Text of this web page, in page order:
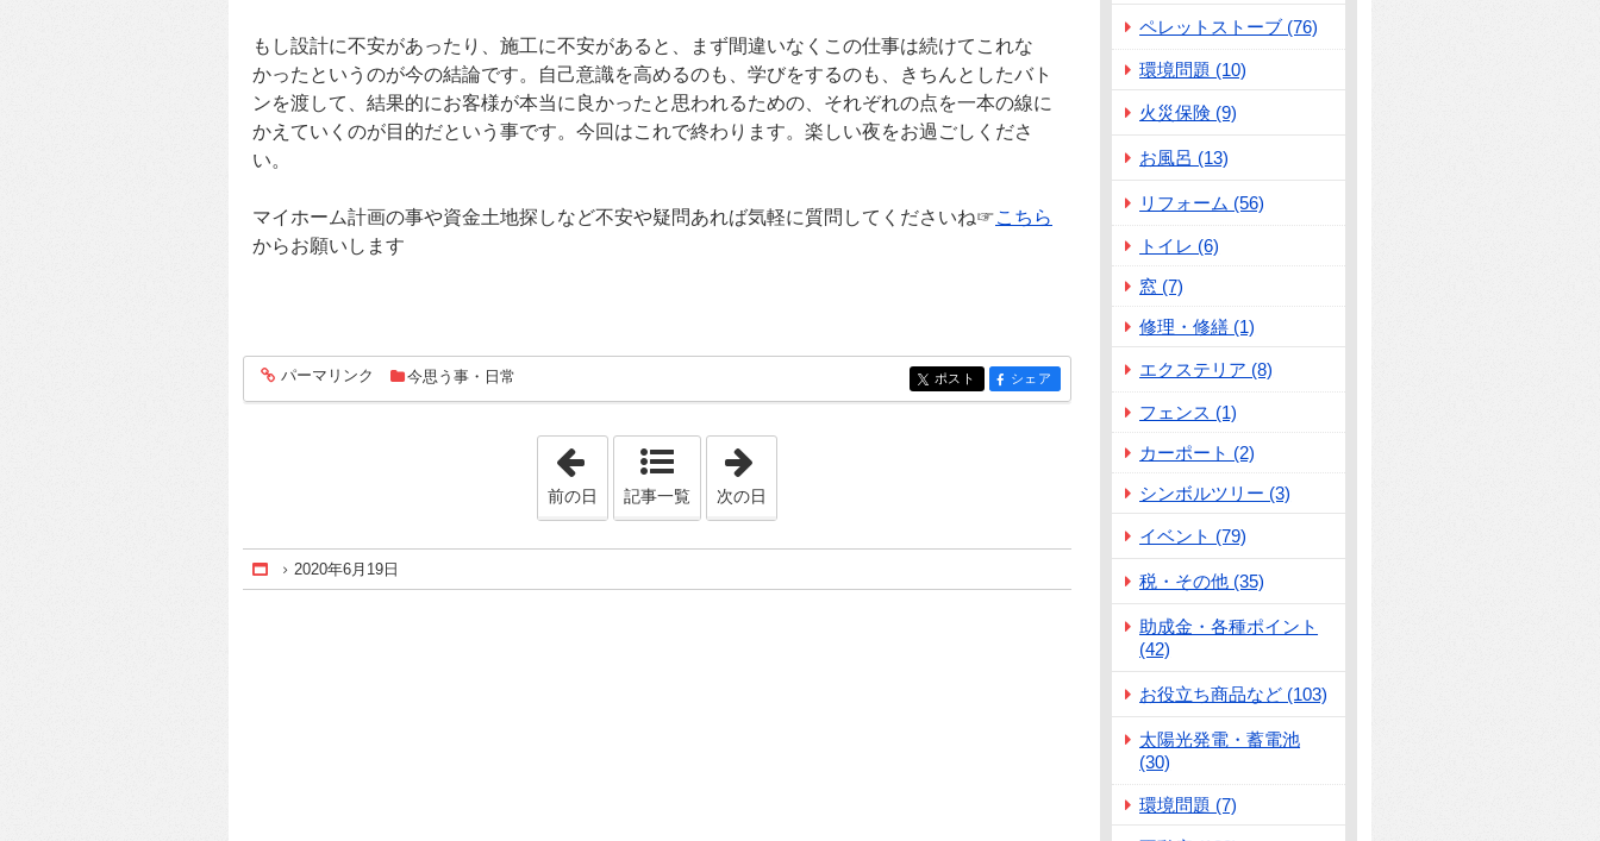
もし設計に不安があったり、施工に不安があると、まず間違いなくこの仕事は続けてこれな
かったというのが今の結論です。自己意識を高めるのも、学びをするのも、きちんとしたバト
ンを渡して、結果的にお客様が本当に良かったと思われるための、それぞれの点を一本の線に
かえていくのが目的だという事です。今回はこれで終わります。楽しい夜をお過ごしくださ
い。
マイホーム計画の事や資金土地探しなど不安や疑問あれば気軽に質問してくださいね☞こちら
からお願いします
entry281
パーマリンク 今思う事・日常 entry281
ポスト entry281
シェア
「2020年6月18日」
前の日 記事一覧 次の日
Home
2020年6月19日
ペレットストーブ (76)
環境問題 (10)
火災保険 (9)
お風呂 (13)
リフォーム (56)
トイレ (6)
窓 (7)
修理・修繕 (1)
エクステリア (8)
フェンス (1)
カーポート (2)
シンボルツリー (3)
イベント (79)
税・その他 (35)
助成金・各種ポイント
(42)
お役立ち商品など (103)
太陽光発電・蓄電池
(30)
環境問題 (7)